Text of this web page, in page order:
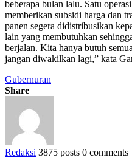
beberapa bulan lalu. Satu
memberikan subsidi harga dan
panen segera didistribusikan
lain yang membutuhkan
berjalan. Kita hanya butuh
jangan diwakilkan lagi,” kata
Gubernuran
Share
Redaksi 3875 posts 0 comments